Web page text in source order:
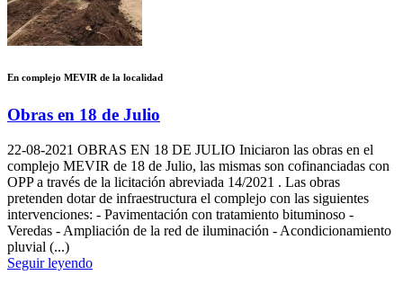
En complejo MEVIR de la localidad
Obras en 18 de Julio
22-08-2021 OBRAS EN 18 DE JULIO Iniciaron las obras en el
complejo MEVIR de 18 de Julio, las mismas son cofinanciadas con
OPP a través de la licitación abreviada 14/2021 . Las obras
pretenden dotar de infraestructura el complejo con las siguientes
intervenciones: - Pavimentación con tratamiento bituminoso -
Veredas - Ampliación de la red de iluminación - Acondicionamiento
pluvial (...)
Seguir leyendo